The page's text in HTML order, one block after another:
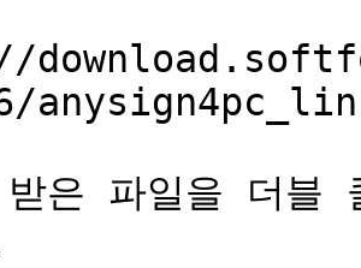
은 파일을 더블